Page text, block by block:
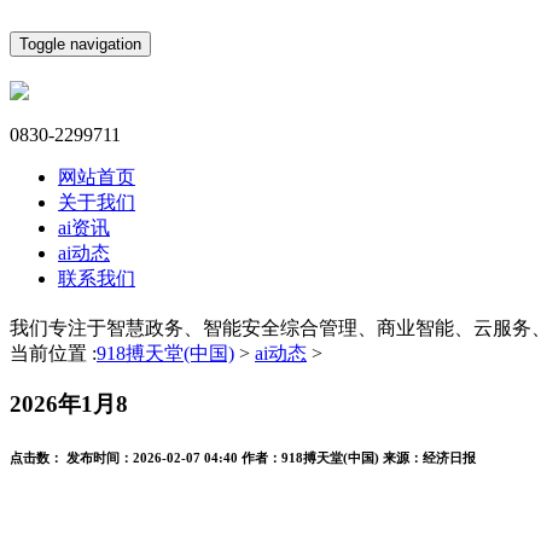
Toggle navigation
0830-2299711
网站首页
关于我们
ai资讯
ai动态
联系我们
我们专注于智慧政务、智能安全综合管理、商业智能、云服务
当前位置 :918搏天堂(中国) > ai动态 >
2026年1月8
点击数： 发布时间： 2026-02-07 04:40 作者： 918搏天堂(中国) 来源： 经济日报